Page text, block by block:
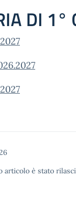
DI 1°
articolo è stato